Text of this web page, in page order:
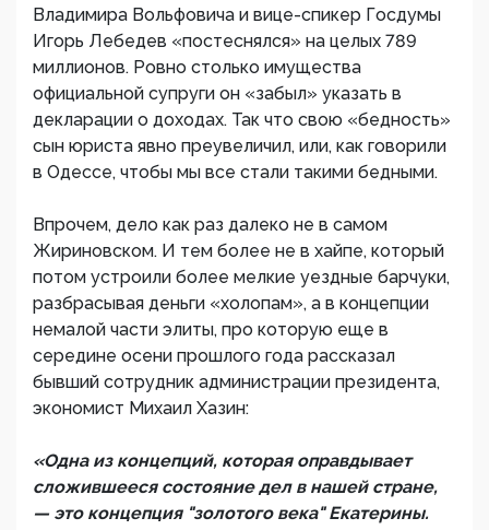
Владимира Вольфовича и вице-спикер Госдумы
Игорь Лебедев «постеснялся» на целых 789
миллионов. Ровно столько имущества
официальной супруги он «забыл» указать в
декларации о доходах. Так что свою «бедность»
сын юриста явно преувеличил, или, как говорили
в Одессе, чтобы мы все стали такими бедными.
Впрочем, дело как раз далеко не в самом
Жириновском. И тем более не в хайпе, который
потом устроили более мелкие уездные барчуки,
разбрасывая деньги «холопам», а в концепции
немалой части элиты, про которую еще в
середине осени прошлого года рассказал
бывший сотрудник администрации президента,
экономист Михаил Хазин:
«Одна из концепций, которая оправдывает
сложившееся состояние дел в нашей стране,
— это концепция "золотого века" Екатерины.